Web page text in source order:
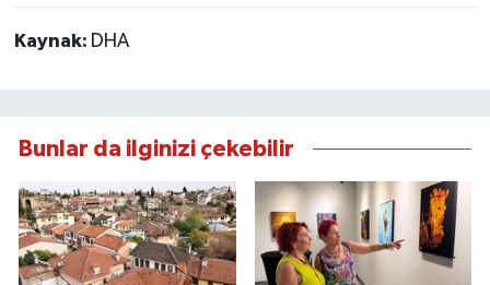
Kaynak: DHA
Bunlar da ilginizi çekebilir